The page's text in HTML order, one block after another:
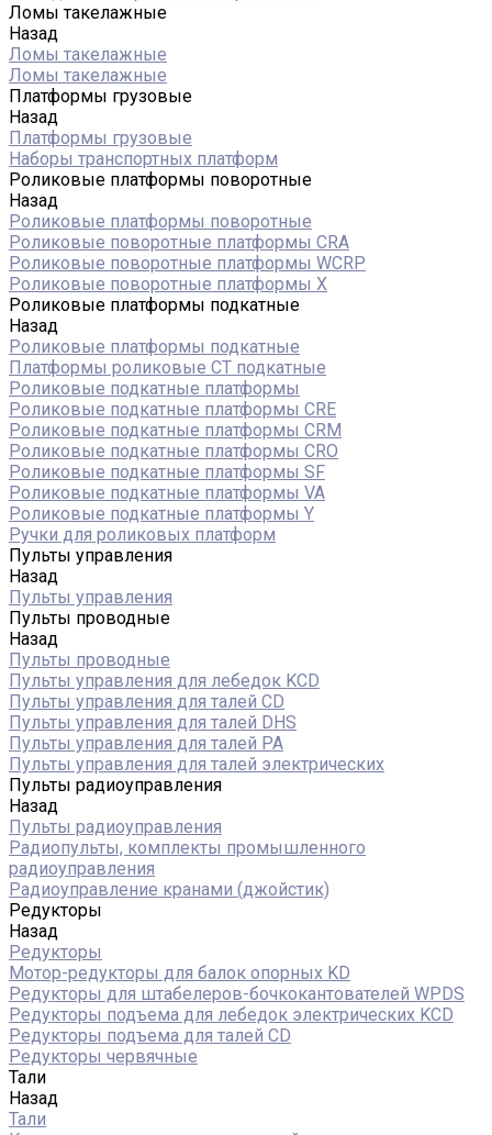
Ломы такелажные
Назад
Ломы такелажные
Ломы такелажные
Платформы грузовые
Назад
Платформы грузовые
Наборы транспортных платформ
Роликовые платформы поворотные
Назад
Роликовые платформы поворотные
Роликовые поворотные платформы CRA
Роликовые поворотные платформы WCRP
Роликовые поворотные платформы X
Роликовые платформы подкатные
Назад
Роликовые платформы подкатные
Платформы роликовые СТ подкатные
Роликовые подкатные платформы
Роликовые подкатные платформы CRE
Роликовые подкатные платформы CRM
Роликовые подкатные платформы CRO
Роликовые подкатные платформы SF
Роликовые подкатные платформы VA
Роликовые подкатные платформы Y
Ручки для роликовых платформ
Пульты управления
Назад
Пульты управления
Пульты проводные
Назад
Пульты проводные
Пульты управления для лебедок KCD
Пульты управления для талей CD
Пульты управления для талей DHS
Пульты управления для талей РА
Пульты управления для талей электрических
Пульты радиоуправления
Назад
Пульты радиоуправления
Радиопульты, комплекты промышленного
радиоуправления
Радиоуправление кранами (джойстик)
Редукторы
Назад
Редукторы
Мотор-редукторы для балок опорных KD
Редукторы для штабелеров-бочкокантователей WPDS
Редукторы подъема для лебедок электрических KCD
Редукторы подъема для талей CD
Редукторы червячные
Тали
Назад
Тали